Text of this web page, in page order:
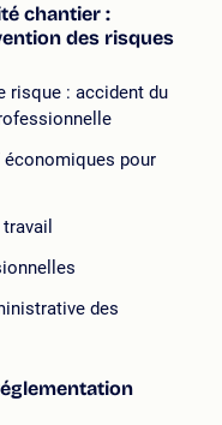
chantier :
des risques
risque : accident du
économiques pour
des